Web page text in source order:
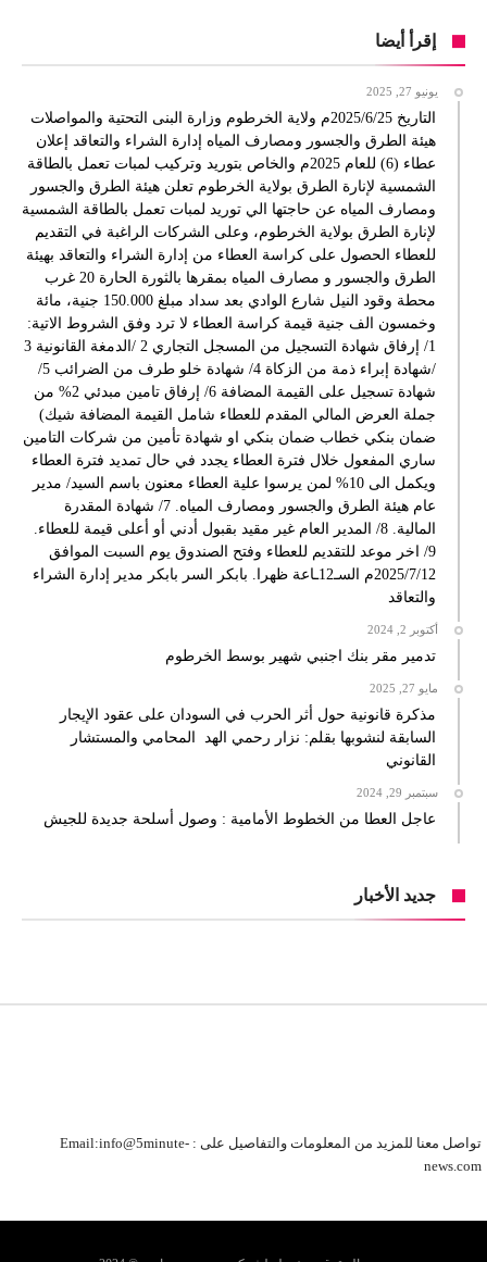
إقرأ أيضا
يونيو 27, 2025
التاريخ 2025/6/25م ولاية الخرطوم وزارة البنى التحتية والمواصلات
هيئة الطرق والجسور ومصارف المياه إدارة الشراء والتعاقد إعلان
عطاء (6) للعام 2025م والخاص بتوريد وتركيب لمبات تعمل بالطاقة
الشمسية لإنارة الطرق بولاية الخرطوم تعلن هيئة الطرق والجسور
ومصارف المياه عن حاجتها الي توريد لمبات تعمل بالطاقة الشمسية
لإنارة الطرق بولاية الخرطوم، وعلى الشركات الراغبة في التقديم
للعطاء الحصول على كراسة العطاء من إدارة الشراء والتعاقد بهيئة
الطرق والجسور و مصارف المياه بمقرها بالثورة الحارة 20 غرب
محطة وقود النيل شارع الوادي بعد سداد مبلغ 150.000 جنية، مائة
وخمسون الف جنية قيمة كراسة العطاء لا ترد وفق الشروط الاتية:
1/ إرفاق شهادة التسجيل من المسجل التجاري 2 /الدمغة القانونية 3
/شهادة إبراء ذمة من الزكاة 4/ شهادة خلو طرف من الضرائب 5/
شهادة تسجيل على القيمة المضافة 6/ إرفاق تامين مبدئي 2% من
جملة العرض المالي المقدم للعطاء شامل القيمة المضافة شيك)
ضمان بنكي خطاب ضمان بنكي او شهادة تأمين من شركات التامين
ساري المفعول خلال فترة العطاء يجدد في حال تمديد فترة العطاء
ويكمل الى 10% لمن يرسوا علية العطاء معنون باسم السيد/ مدير
عام هيئة الطرق والجسور ومصارف المياه. 7/ شهادة المقدرة
المالية. 8/ المدير العام غير مقيد بقبول أدني أو أعلى قيمة للعطاء.
9/ اخر موعد للتقديم للعطاء وفتح الصندوق يوم السبت الموافق
2025/7/12م السـ12ـاعة ظهرا. بابكر السر بابكر مدير إدارة الشراء
والتعاقد
أكتوبر 2, 2024
تدمير مقر بنك اجنبي شهير بوسط الخرطوم
مايو 27, 2025
مذكرة قانونية حول أثر الحرب في السودان على عقود الإيجار
السابقة لنشوبها بقلم: نزار رحمي الهد المحامي والمستشار
القانوني
سبتمبر 29, 2024
عاجل العطا من الخطوط الأمامية : وصول أسلحة جديدة للجيش
جديد الأخبار
تواصل معنا للمزيد من المعلومات والتفاصيل على : Email:info@5minute-
news.com